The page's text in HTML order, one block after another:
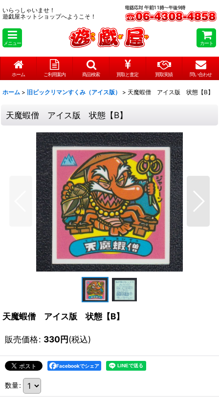
いらっしゃいませ！
遊戯屋ネットショップへようこそ！
メニュー カート
ホーム ご利用案内 商品検索 買取と査定 買取実績 問い合わせ
ホーム > 旧ビックリマンすくみ（アイス版） > 天魔蝦僧 アイス版 状態【B】
天魔蝦僧 アイス版 状態【B】
天魔蝦僧 アイス版 状態【B】
販売価格: 330円(税込)
Facebookでシェア
数量: